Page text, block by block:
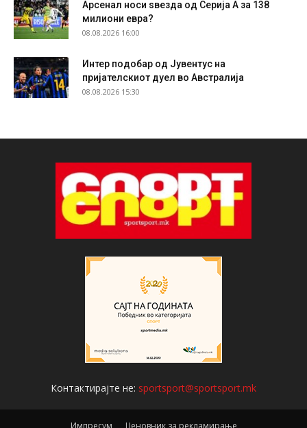
Арсенал носи ѕвезда од Серија А за 138
милиони евра?
08.08.2026 16:00
Интер подобар од Јувентус на
пријателскиот дуел во Австралија
08.08.2026 15:30
Контактирајте не: sportsport@sportsport.mk
Импресум Ценовник за рекламирање